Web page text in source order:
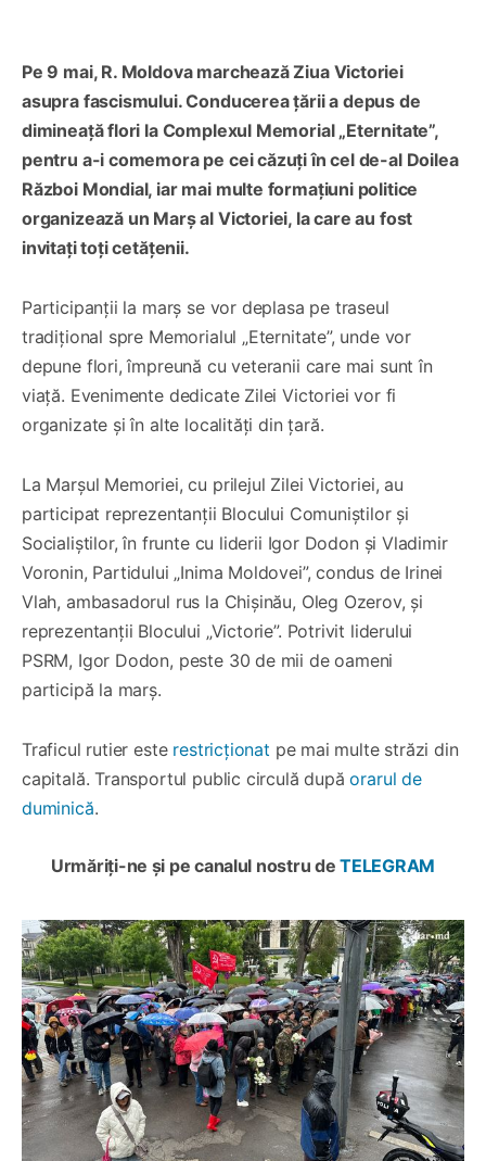
Pe 9 mai, R. Moldova marchează Ziua Victoriei
asupra fascismului. Conducerea țării a depus de
dimineață flori la Complexul Memorial „Eternitate”,
pentru a-i comemora pe cei căzuți în cel de-al Doilea
Război Mondial, iar mai multe formațiuni politice
organizează un Marș al Victoriei, la care au fost
invitați toți cetățenii.
Participanții la marș se vor deplasa pe traseul
tradițional spre Memorialul „Eternitate”, unde vor
depune flori, împreună cu veteranii care mai sunt în
viață. Evenimente dedicate Zilei Victoriei vor fi
organizate și în alte localități din țară.
La Marșul Memoriei, cu prilejul Zilei Victoriei, au
participat reprezentanții Blocului Comuniștilor și
Socialiștilor, în frunte cu liderii Igor Dodon și Vladimir
Voronin, Partidului „Inima Moldovei”, condus de Irinei
Vlah, ambasadorul rus la Chișinău, Oleg Ozerov, și
reprezentanții Blocului „Victorie”. Potrivit liderului
PSRM, Igor Dodon, peste 30 de mii de oameni
participă la marș.
Traficul rutier este restricționat pe mai multe străzi din
capitală. Transportul public circulă dupăorarul de
duminică.
Urmăriți-ne și pe canalul nostru deTELEGRAM